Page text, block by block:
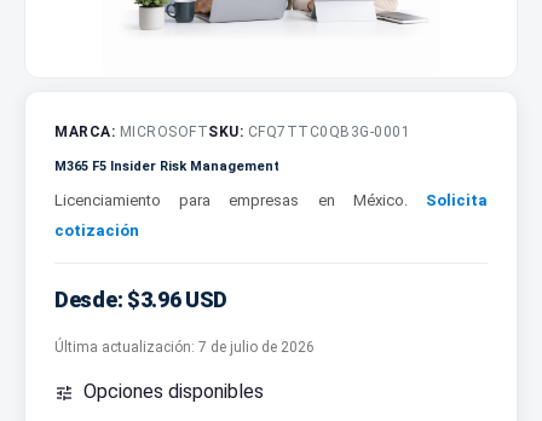
MARCA: MICROSOFTSKU: CFQ7TTC0QB3G-0001
M365 F5 Insider Risk Management
Licenciamiento para empresas en México. Solicita
cotización
Desde: $3.96 USD
Última actualización: 7 de julio de 2026
 Opciones disponibles